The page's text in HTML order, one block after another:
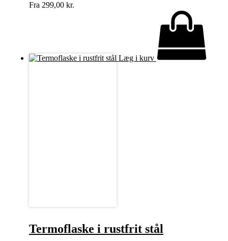
Fra 299,00 kr.
Læg i kurv
Termoflaske i rustfrit stål